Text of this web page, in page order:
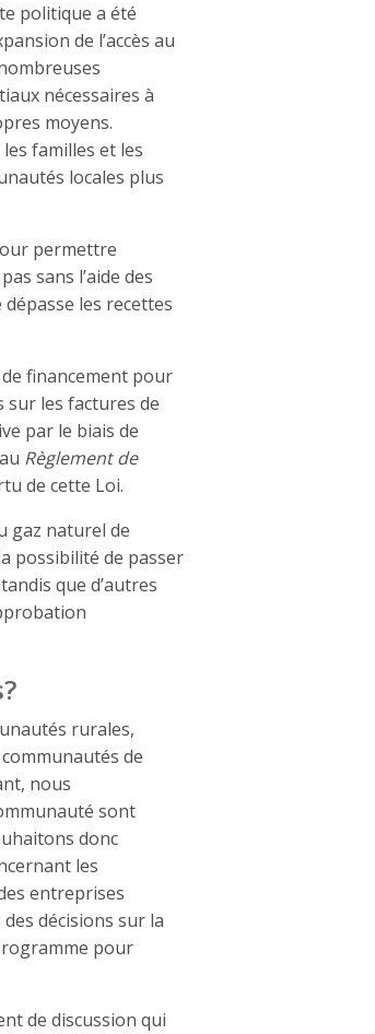
politique a été
de l’accès au
nécessaires à
moyens.
familles et les
locales plus
permettre
sans l’aide des
les recettes
de financement pour
sur les factures de
par le biais de
Règlement de
de cette Loi.
gaz naturel de
possibilité de passer
que d’autres
rurales,
de
nous
sont
donc
les
entreprises
décisions sur la
pour
de discussion qui